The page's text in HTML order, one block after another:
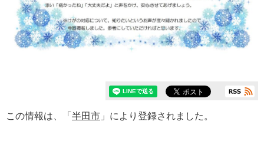
この情報は、「 半田市 」により登録されました。